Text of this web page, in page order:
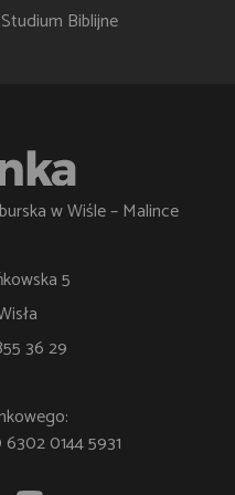
Studium Biblijne
w Wiśle – Malince
5
36 29
0144 5931